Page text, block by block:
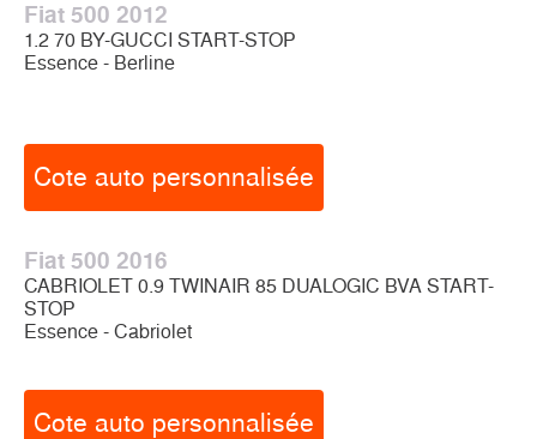
Fiat 500 2012
1.2 70 BY-GUCCI START-STOP
Essence - Berline
Cote auto personnalisée
Fiat 500 2016
CABRIOLET 0.9 TWINAIR 85 DUALOGIC BVA START-
STOP
Essence - Cabriolet
Cote auto personnalisée